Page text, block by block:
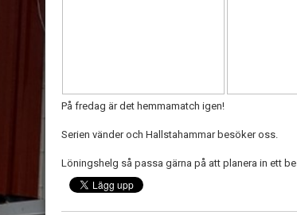
På fredag är det hemmamatch igen!
Serien vänder och Hallstahammar besöker oss.
Löningshelg så passa gärna på att planera in ett